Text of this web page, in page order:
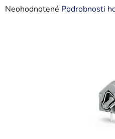
Priemerné
Neohodnotené Podrobnosti